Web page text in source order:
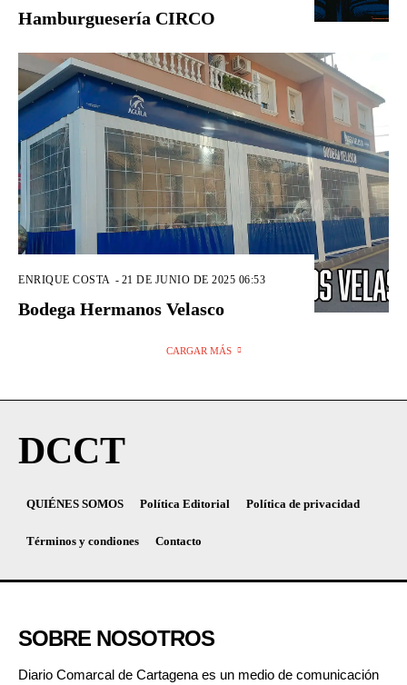
Hamburguesería CIRCO
ENRIQUE COSTA - 21 DE JUNIO DE 2025 06:53
Bodega Hermanos Velasco
CARGAR MÁS
DCCT
QUIÉNES SOMOS Política Editorial Política de privacidad
Términos y condiones Contacto
SOBRE NOSOTROS
Diario Comarcal de Cartagena es un medio de comunicación